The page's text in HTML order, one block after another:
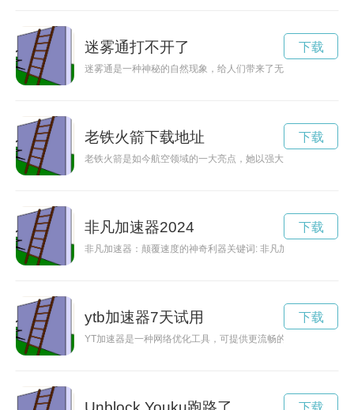
迷雾通打不开了
迷雾通是一种神秘的自然现象，给人们带来了无尽的探索乐趣
下载
老铁火箭下载地址
老铁火箭是如今航空领域的一大亮点，她以强大的动力和无畏
下载
非凡加速器2024
非凡加速器：颠覆速度的神奇利器关键词: 非凡加速器, 神奇利
下载
ytb加速器7天试用
YT加速器是一种网络优化工具，可提供更流畅的视频观看体验
下载
下载